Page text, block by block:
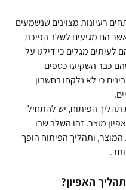
רעיונות מצוינים שנשמעים
הם מגיעים לשלב הפיכת
לעיתים מגלים כי דילגו על
כבר השקיעו כספים
כי לא נלקחו בחשבון
הפיתוח, יש להתחיל
מוצר. זהו השלב שבו
המוצר, ותהליך הפיתוח הופך
האפיון?